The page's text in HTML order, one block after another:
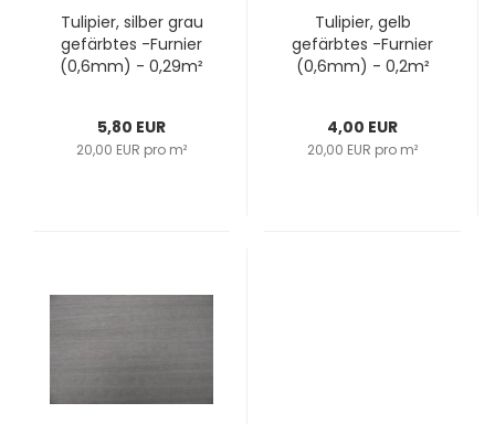
Tulipier, silber grau
gefärbtes -Furnier
(0,6mm) - 0,29m²
5,80 EUR
20,00 EUR pro m²
Tulipier, gelb
gefärbtes -Furnier
(0,6mm) - 0,2m²
4,00 EUR
20,00 EUR pro m²